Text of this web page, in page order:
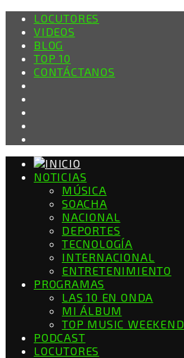
LOCUTORES
VIDEOS
BLOG
TOP 10
CONTÁCTANOS
NOTICIAS
MÚSICA
SOACHA
NACIONAL
DEPORTES
TECNOLOGÍA
INTERNACIONAL
ENTRETENIMIENTO
PROGRAMAS
LAS 10 EN ONDA
MI ÁLBUM
TOP MUSIC WEEKEND
PODCAST
LOCUTORES